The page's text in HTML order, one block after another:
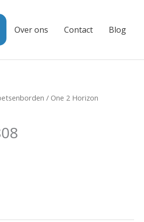
Over ons Contact Blog
/ One 2 Horizon